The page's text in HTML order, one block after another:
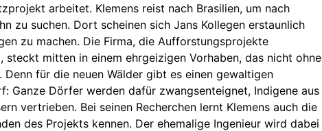
arbeitet. Klemens reist nach Brasilien, um nach
zu suchen. Dort scheinen sich Jans Kollegen erstaunlich
zu machen. Die Firma, die Aufforstungsprojekte
steckt mitten in einem ehrgeizigen Vorhaben, das nicht ohne
Denn für die neuen Wälder gibt es einen gewaltigen
Ganze Dörfer werden dafür zwangsenteignet, Indigene aus
vertrieben. Bei seinen Recherchen lernt Klemens auch die
des Projekts kennen. Der ehemalige Ingenieur wird dabei